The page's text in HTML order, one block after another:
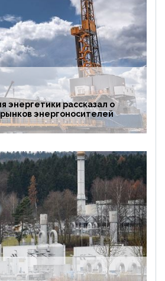
энергетики рассказал о
энергоносителей